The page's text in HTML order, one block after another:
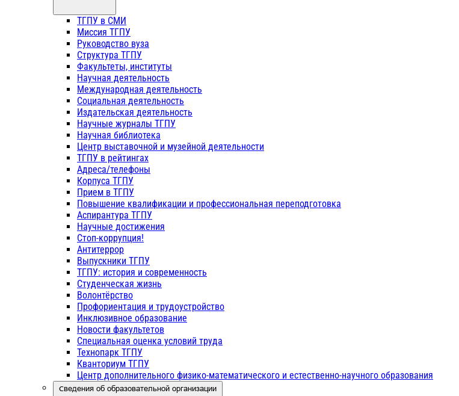
ТГПУ в СМИ
Миссия ТГПУ
Руководство вуза
Структура ТГПУ
Факультеты, институты
Научная деятельность
Международная деятельность
Социальная деятельность
Издательская деятельность
Научные журналы ТГПУ
Научная библиотека
Центр выставочной и музейной деятельности
ТГПУ в рейтингах
Адреса/телефоны
Корпуса ТГПУ
Прием в ТГПУ
Повышение квалификации и профессиональная переподготовка
Аспирантура ТГПУ
Научные достижения
Стоп-коррупция!
Антитеррор
Выпускники ТГПУ
ТГПУ: история и современность
Студенческая жизнь
Волонтёрство
Профориентация и трудоустройство
Инклюзивное образование
Новости факультетов
Специальная оценка условий труда
Технопарк ТГПУ
Кванториум ТГПУ
Центр дополнительного физико-математического и естественно-научного образования
Сведения об образовательной организации